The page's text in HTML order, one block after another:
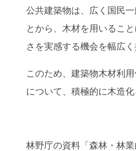
公共建築物は、広く国民
とから、木材を用いるこ
さを実感する機会を幅広
このため、建築物木材利
について、積極的に木造
林野庁の資料「森林・林